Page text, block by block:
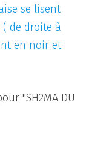
se lisent
( de droite à
en noir et